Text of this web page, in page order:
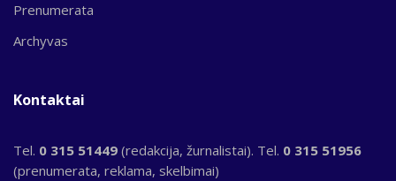
Prenumerata
Archyvas
Kontaktai
Tel. 0 315 51449 (redakcija, žurnalistai). Tel. 0 315 51956
(prenumerata, reklama, skelbimai)